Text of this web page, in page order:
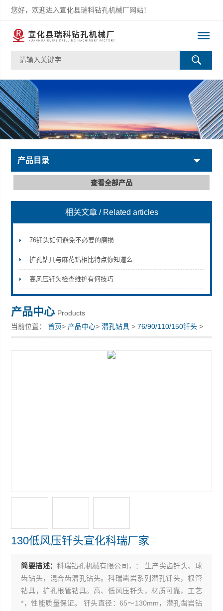
您好，欢迎进入宣化县瑞科钻孔机械厂网站！
宣化县瑞科钻孔机械厂
产品目录
查看全部产品
相关文章 / Related articles
76钎头如何避免不必要的磨损
扩孔钻具与麻花钻相比特点你知道么
高风压钎头检查维护有何技巧
产品中心 Products
当前位置：首页> 产品中心>潜孔钻具 >76/90/110/150钎头 >
130低风压钎头宣化科瑞厂家
130低风压钎头宣化科瑞厂家
简要描述：科瑞钻孔机械有限公司，：.生产尖齿钎头、球
齿钻头，混合齿潜孔钻头。科瑞凿岩系列潜孔钎头，根管
钻具，扩孔根管钻具。高、低风压钎头，材质可靠，工艺
*，性能质量保证。 钎头直径：65～130mm，潜孔凿岩钻